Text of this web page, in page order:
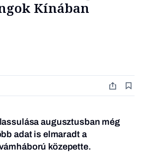
Kínában
augusztusban még
adat is elmaradt a
közepette.